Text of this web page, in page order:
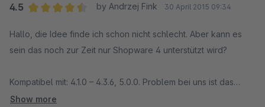
4.5
by Andrzej Fink 30 April 2015 09:34
Hallo, die Idee finde ich schon nicht schlecht. Aber kann es
sein das noch zur Zeit nur Shopware 4 unterstützt wird?
Kompatibel mit: 4.1.0 – 4.3.6, 5.0.0. Problem bei uns ist das
Plugin zwar installiert wird, aktiviert, Bilder hinterlegt sind,
Show more